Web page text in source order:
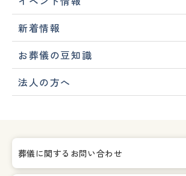
新着情報
お葬儀の豆知識
法人の方へ
葬儀に関するお問い合わせ